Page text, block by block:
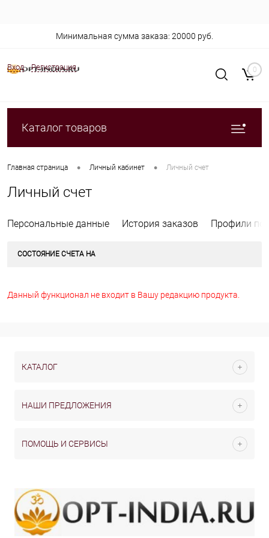
Вход Регистрация
Минимальная сумма заказа: 20000 руб.
0
Каталог товаров
Главная страница • Личный кабинет • Личный счет
Личный счет
Персональные данные История заказов Профили
СОСТОЯНИЕ СЧЕТА НА
Данный функционал не входит в Вашу редакцию продукта.
КАТАЛОГ
НАШИ ПРЕДЛОЖЕНИЯ
ПОМОЩЬ И СЕРВИСЫ